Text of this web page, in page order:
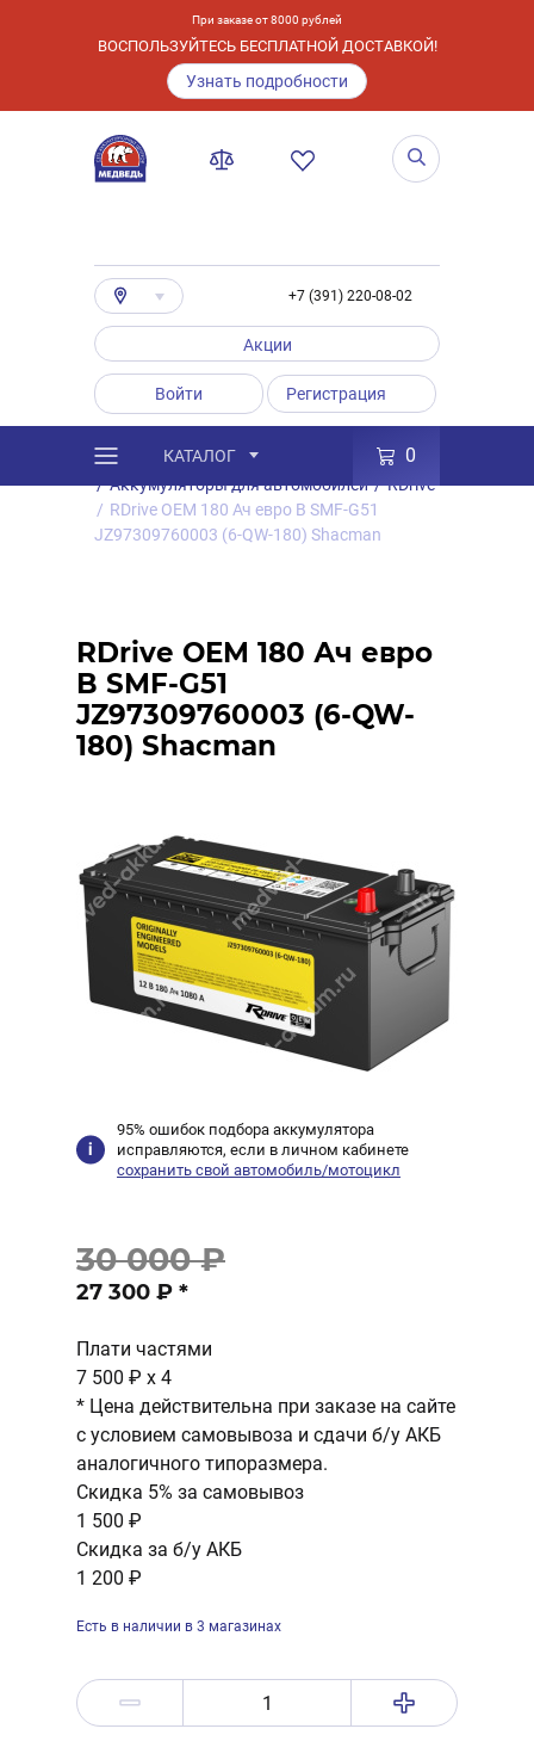
При заказе от 8000 рублей
ВОСПОЛЬЗУЙТЕСЬ БЕСПЛАТНОЙ ДОСТАВКОЙ!
Узнать подробности
+7 (391) 220-08-02
Акции
Войти Регистрация
КАТАЛОГ 0
Каталог / Товары
Аккумуляторы
/ Аккумуляторы для автомобилей / RDrive
/ RDrive OEM 180 Ач евро B SMF-G51
JZ97309760003 (6-QW-180) Shacman
RDrive OEM 180 Ач евро
B SMF-G51
JZ97309760003 (6-QW-
180) Shacman
95% ошибок подбора аккумулятора
исправляются, если в личном кабинете
сохранить свой автомобиль/мотоцикл
30 000 ₽
27 300 ₽ *
Плати частями
7 500 ₽ x 4
* Цена действительна при заказе на сайте
с условием самовывоза и сдачи б/у АКБ
аналогичного типоразмера.
Скидка 5% за самовывоз
1 500 ₽
Скидка за б/у АКБ
1 200 ₽
Есть в наличии в 3 магазинах